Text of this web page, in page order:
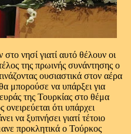
νησί γιατί αυτό θέλουν οι
της πρωινής συνάντησης ο
ουσιαστικά στον αέρα
μπορούσε να υπάρξει για
της Τουρκίας στο θέμα
ότι υπάρχει
να ξυπνήσει γιατί τέτοιο
προκλητικά ο Τούρκος